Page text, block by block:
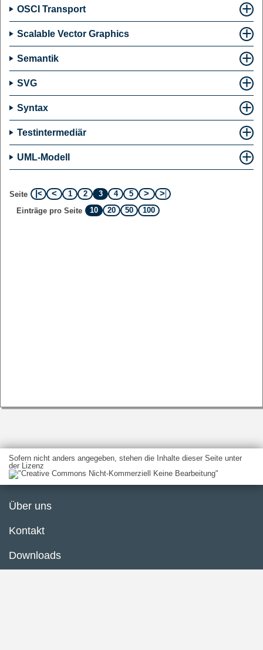
OSCI Transport
Scalable Vector Graphics
Semantik
SVG
Syntax
Testintermediär
UML-Modell
Seite 1 2 3 4
5
Einträge pro Seite
10 20 50 100
Sofern nicht anders angegeben, stehen die Inhalte dieser Seite unter
der Lizenz
Über uns
Kontakt
Downloads